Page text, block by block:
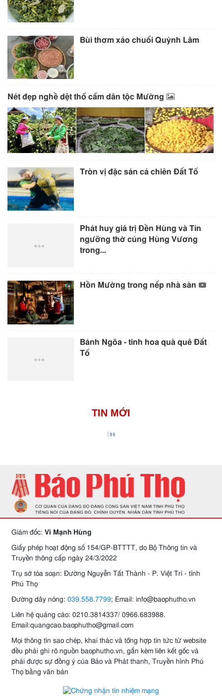
Bùi thơm xáo chuối Quỳnh Lâm
Nét đẹp nghề dệt thổ cẩm dân tộc Mường
Tròn vị đặc sản cá chiên Đất Tổ
Phát huy giá trị Đền Hùng và Tín
ngưỡng thờ cúng Hùng Vương
trong...
Hồn Mường trong nếp nhà sàn
Bánh Ngõa - tinh hoa quà quê Đất
Tổ
TIN MỚI
Giám đốc: Vi Mạnh Hùng
Giấy phép hoạt động số 154/GP-BTTTT, do Bộ Thông tin và
Truyền thông cấp ngày 24/3/2022
Trụ sở tòa soạn: Đường Nguyễn Tất Thành - P. Việt Trì - tỉnh
Phú Thọ
Đường dây nóng: 039.558.7799; Email: info@baophutho.vn
Liên hệ quảng cáo: 0210.3814337/ 0966.683988.
Email:quangcao.baophutho@gmail.com
Mọi thông tin sao chép, khai thác và tổng hợp tin tức từ website
đều phải ghi rõ nguồn baophutho.vn, gắn kèm liên kết gốc và
phải được sự đồng ý của Báo và Phát thanh, Truyền hình Phú
Thọ bằng văn bản